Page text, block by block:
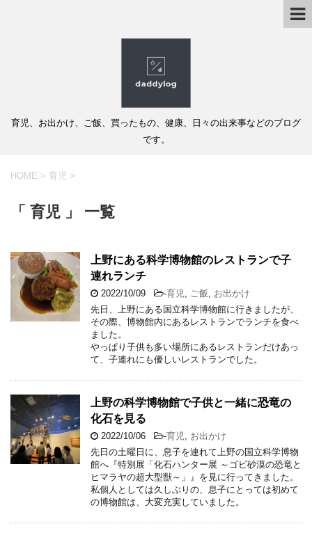
育児、お出かけ、ご飯、買ったもの、健康、日々の出来事などのブログ
です。
HOME > 育児 >
「 育児 」 一覧
上野にある科学博物館のレストランで子
連れランチ
2022/10/09 -育児 ご飯
お出かけ
先日、上野にある国立科学博物館に行きましたが、
その際、博物館内にあるレストランでランチを食べ
ました。
やっぱり子供も多い場所にあるレストランだけあっ
て、子連れにも優しいレストランでした。
上野の科学博物館で子供と一緒に恐竜の
化石を見る
2022/10/06 -育児
お出かけ
先日の土曜日に、息子を連れて上野の国立科学博物
館へ『特別展「化石ハンター展 ～ゴビ砂漠の恐竜と
ヒマラヤの超大型獣～」』を見に行ってきました。
私個人としては久しぶりの、息子にとっては初めて
の博物館は、大変充実していました。